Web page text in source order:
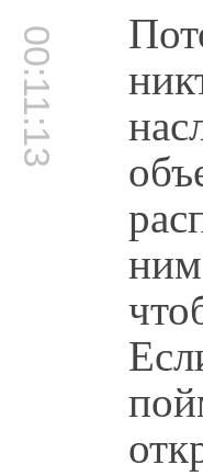
00:11:13